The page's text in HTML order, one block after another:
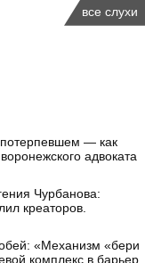
все слухи
— как
адвоката
Чурбанова:
креаторов.
«Механизм «бери
комплекс в барьер